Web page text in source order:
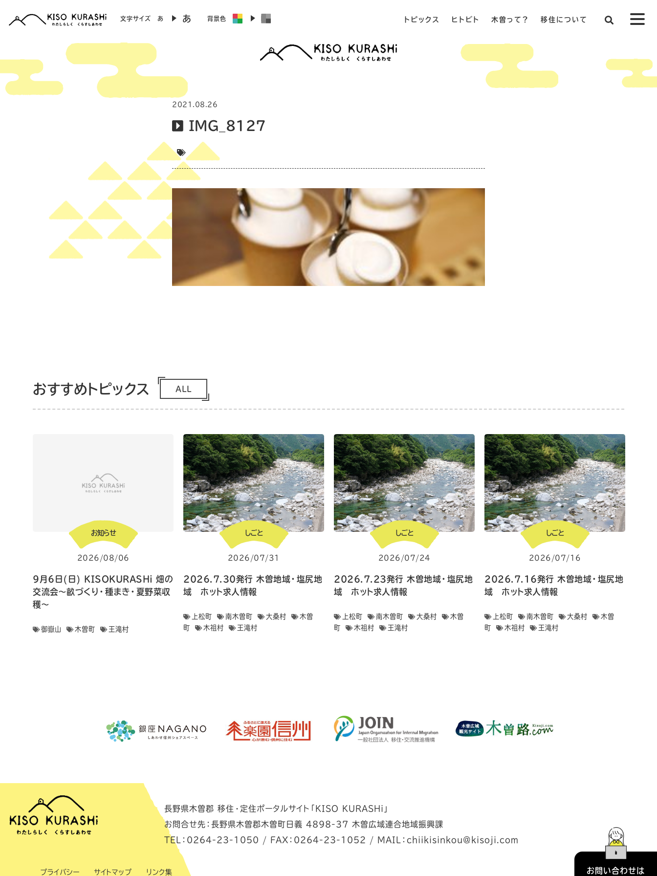
文字サイズ あ あ 背景色 トピックス ヒトビト 木曽って？ 移住について
2021.08.26
IMG_8127
おすすめトピックス ALL
お知らせ
2026/08/06
9月6日(日) KISOKURASHi 畑の
交流会〜畝づくり・種まき・夏野菜収
穫〜
御嶽山 木曽町 王滝村
しごと
2026/07/31
2026.7.30発行 木曽地域・塩尻地
域 ホット求人情報
上松町 南木曽町 大桑村
木曽
町
木祖村 王滝村
しごと
2026/07/24
2026.7.23発行 木曽地域・塩尻地
域 ホット求人情報
上松町 南木曽町 大桑村
木曽
町
木祖村 王滝村
しごと
2026/07/16
2026.7.16発行 木曽地域・塩尻地
域 ホット求人情報
上松町 南木曽町 大桑村
木曽
町
木祖村 王滝村
お問い合わせは
長野県木曽郡 移住・定住ポータルサイト「KISO KURASHi」
お問合せ先：長野県木曽郡木曽町日義 4898-37 木曽広域連合地域振興課
TEL：0264-23-1050
/ FAX：0264-23-1052 / MAIL：chiikisinkou@kisoji.com
プライバシー サイトマップ リンク集